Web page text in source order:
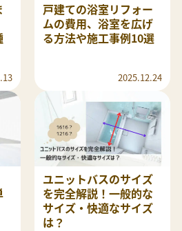
戸建ての浴室リフォー
ムの費用、浴室を広げ
る方法や施工事例10選
2025.12.24
ユニットバスのサイズ
を完全解説！一般的な
サイズ・快適なサイズ
は？